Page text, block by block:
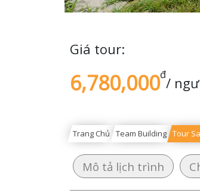
Giá tour:
6,780,000đ/
Trang Chủ Team Building Tour
Mô tả lịch trình